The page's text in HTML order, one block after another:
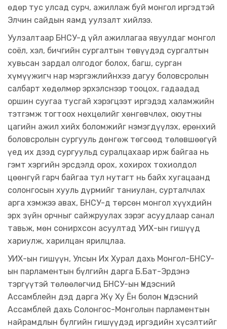
өдөр тус улсад сурч, ажиллаж буй монгол иргэдтэй
Элчин сайдын яамд уулзалт хийлээ.
Уулзалтаар БНСУ-д үйл ажиллагаа явуулдаг монгол
соёл, хэл, бичгийн сургалтын төвүүдэд сургалтын
хувьсан зардал олгодог болох, багш, сурган
хүмүүжигч нар мэргэжлийнхээ дагуу боловсролын
салбарт хөдөлмөр эрхэлснээр тооцох, гадаадад
оршин суугаа тусгай хэрэгцээт иргэдэд халамжийн
тэтгэмж тогтоох нөхцөлийг хөнгөвчлөх, оюутны
цагийн ажил хийх боломжийг нэмэгдүүлэх, ерөнхий
боловсролын сургууль дөнгөж төгсөөд төлөвшөөгүй
үед их дээд сургуульд суралцахаар ирж байгаа нь
гэмт хэргийн эрсдэлд орох, хохирох тохиолдол
цөөнгүй гарч байгаа тул нутагт нь байх хугацаанд
солонгосын хууль дүрмийг таниулан, сурталчлах
арга хэмжээ авах, БНСУ-д төрсөн монгол хүүхдийн
эрх зүйн орчныг сайжруулах зэрэг асуудлаар санал
тавьж, мөн сонирхсон асуултад УИХ-ын гишүүд
хариулж, харилцан ярилцлаа.
УИХ-ын гишүүн, Улсын Их Хурал дахь Монгол-БНСУ-
ын парламентын бүлгийн дарга Б.Бат-Эрдэнэ
тэргүүтэй төлөөлөгчид БНСУ-ын Үндэсний
Ассамблейн дэд дарга Жү Ху Ён болон Үндэсний
Ассамблей дахь Солонгос-Монголын парламентын
найрамдлын бүлгийн гишүүдэд иргэдийн хүсэлтийг